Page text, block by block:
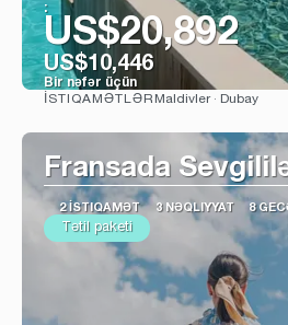
:
US$20,892
US$10,446
Bir nəfər üçün
İSTIQAMƏTLƏR Maldivler · Dubay
Fransada
2 İSTIQAMƏT 3 NƏQLIYYAT 8
Tətil paketi